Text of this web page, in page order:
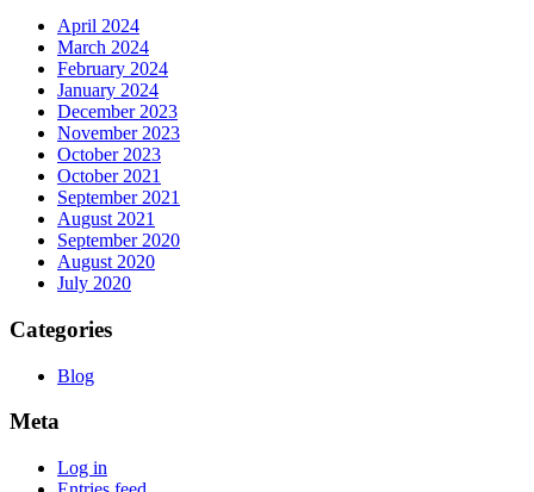
April 2024
March 2024
February 2024
January 2024
December 2023
November 2023
October 2023
October 2021
September 2021
August 2021
September 2020
August 2020
July 2020
Categories
Blog
Meta
Log in